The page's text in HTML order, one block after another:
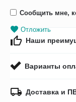
Сообщить мне,
Отложить
Наши
Варианты
Доставка и